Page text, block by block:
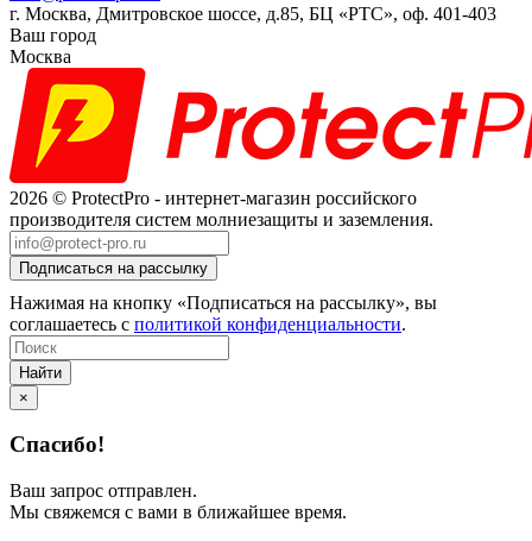
г. Москва, Дмитровское шоссе, д.85, БЦ «РТС», оф. 401-403
Ваш город
Москва
2026 © ProtectPro - интернет-магазин российского
производителя систем молниезащиты и заземления.
Нажимая на кнопку «Подписаться на рассылку», вы
соглашаетесь с политикой конфиденциальности.
Найти
×
Спасибо!
Ваш запрос отправлен.
Мы свяжемся с вами в ближайшее время.